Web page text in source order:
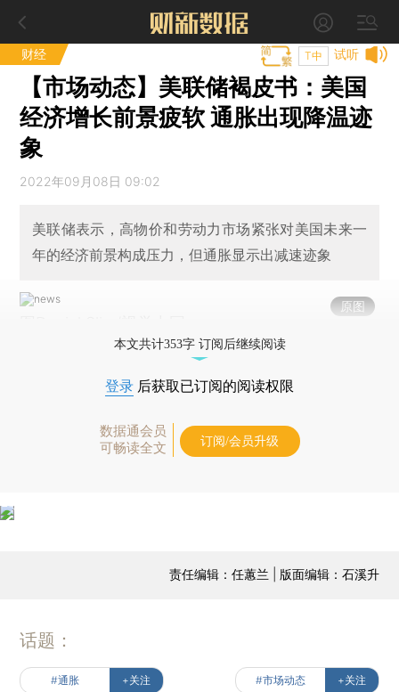
财经 试听
T中
【市场动态】美联储褐皮书：美国
经济增长前景疲软 通胀出现降温迹
象
2022年09月08日 09:02
美联储表示，高物价和劳动力市场紧张对美国未来一
年的经济前景构成压力，但通胀显示出减速迹象
原图
本文共计353字 订阅后继续阅读
登录 后获取已订阅的阅读权限
数据通会员
可畅读全文
订阅/会员升级
责任编辑：任蕙兰 | 版面编辑：石溪升
话题：
#通胀 +关注 #市场动态 +关注